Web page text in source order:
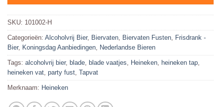
SKU: 101002-H
Categorieën: Alcoholvrij Bier, Biervaten, Biervaten Fusten, Frisdrank -
Bier, Koningsdag Aanbiedingen, Nederlandse Bieren
Tags: alcoholvrij bier, blade, blade vaatjes, Heineken, heineken tap,
heineken vat, party fust, Tapvat
Merknaam: Heineken